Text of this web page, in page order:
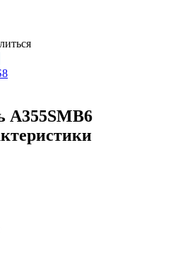
А355SМВ6